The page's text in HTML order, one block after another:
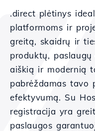
.direct plėtinys
platformoms ir
greitą, skaidrų ir
produktų,
aiškią ir modernią
pabrėždamas tavo
efektyvumą. Su
registracija yra
paslaugos